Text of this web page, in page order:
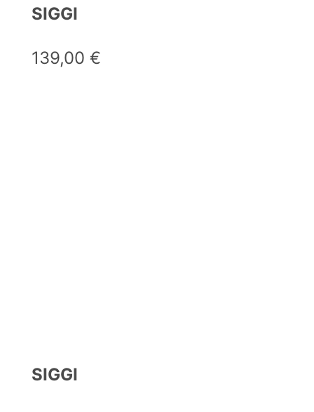
SIGGI
139,00 €
SIGGI